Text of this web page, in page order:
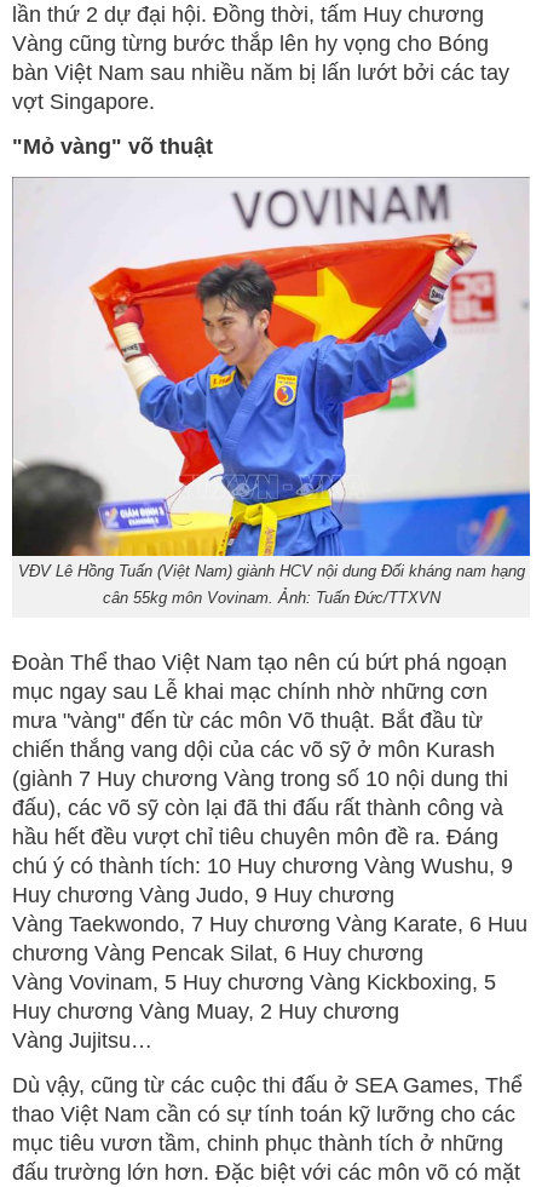
lần thứ 2 dự đại hội. Đồng thời, tấm Huy chương
Vàng cũng từng bước thắp lên hy vọng cho Bóng
bàn Việt Nam sau nhiều năm bị lấn lướt bởi các tay
vợt Singapore.
"Mỏ vàng" võ thuật
VĐV Lê Hồng Tuấn (Việt Nam) giành HCV nội dung Đối kháng nam hạng
cân 55kg môn Vovinam. Ảnh: Tuấn Đức/TTXVN
Đoàn Thể thao Việt Nam tạo nên cú bứt phá ngoạn
mục ngay sau Lễ khai mạc chính nhờ những cơn
mưa "vàng" đến từ các môn Võ thuật. Bắt đầu từ
chiến thắng vang dội của các võ sỹ ở môn Kurash
(giành 7 Huy chương Vàng trong số 10 nội dung thi
đấu), các võ sỹ còn lại đã thi đấu rất thành công và
hầu hết đều vượt chỉ tiêu chuyên môn đề ra. Đáng
chú ý có thành tích: 10 Huy chương Vàng Wushu, 9
Huy chương Vàng Judo, 9 Huy chương
Vàng Taekwondo, 7 Huy chương Vàng Karate, 6 Huu
chương Vàng Pencak Silat, 6 Huy chương
Vàng Vovinam, 5 Huy chương Vàng Kickboxing, 5
Huy chương Vàng Muay, 2 Huy chương
Vàng Jujitsu…
Dù vậy, cũng từ các cuộc thi đấu ở SEA Games, Thể
thao Việt Nam cần có sự tính toán kỹ lưỡng cho các
mục tiêu vươn tầm, chinh phục thành tích ở những
đấu trường lớn hơn. Đặc biệt với các môn võ có mặt